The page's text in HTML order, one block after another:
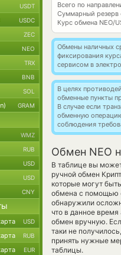
Всего по
Суммарный резерв
Курс обмена NEO/
Обмены наличных
фиксирования
сервисом в
В целях
обменные пункты
В случае если
обменную
соблюдения
Обмен NEO
В таблице вы
ручной обмен
которые могут
обмена с помощью
обнаружили
что в данное
обмен вручную.
таки не
принять нужные
таблицы.
USDT
USDC
ZEC
NEO
TRX
BNB
SOL
GRAM
WMZ
RUB
USD
USD
CNY
USD
RUB
EUR